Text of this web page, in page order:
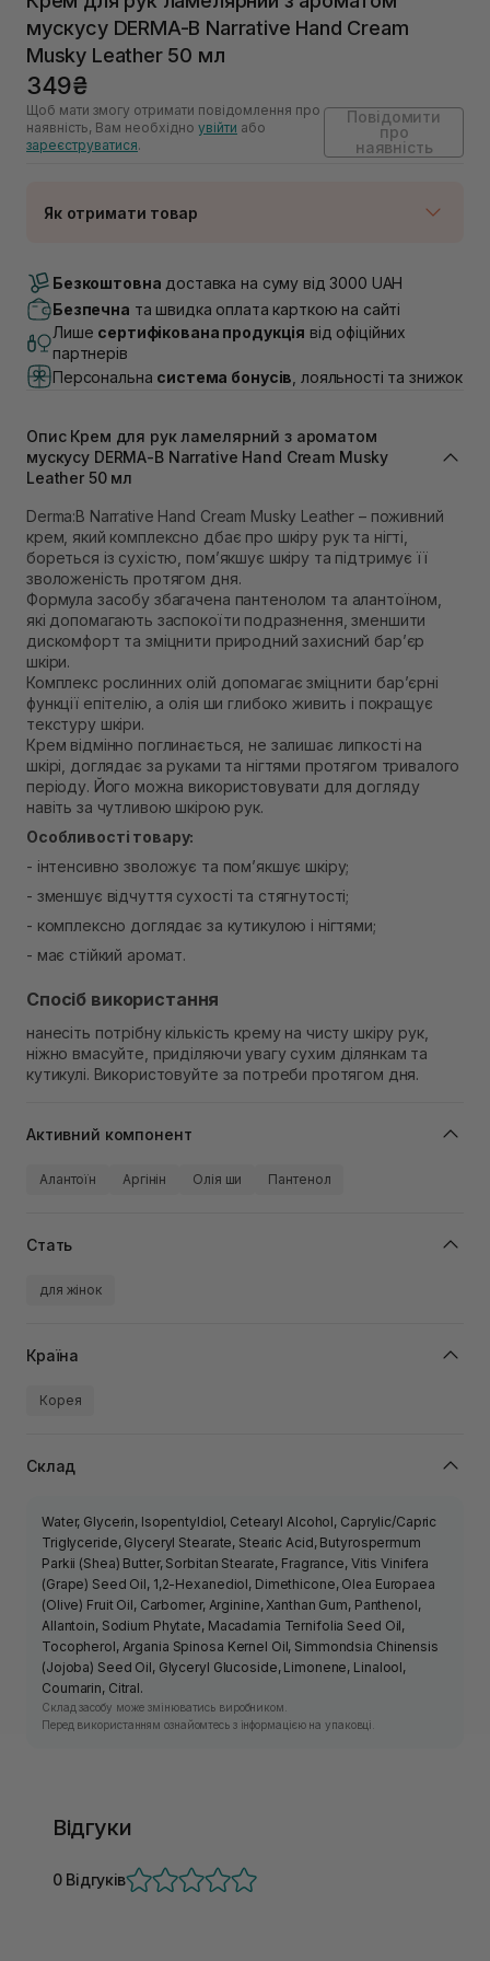
мускусу DERMA-B Narrative Hand Cream
Musky Leather 50 мл
349₴
Щоб мати змогу отримати повідомлення про
наявність, Вам необхідно увійти або
зареєструватися.
Повідомити
про
наявність
Як отримати товар
Немає в наявності!
Немає в наявності!
Самовивіз м. Львів, вул. Академіка Підстригача, 1В
(Duck’s Lake)
Немає в наявності!
Самовивіз м. Львів, вул. Степана Бандери 45
Немає в наявності!
Немає в наявності!
Самовивіз м. Рівне, вул. Кулика і Гудачека 23 (ТЦ
Екватор)
Немає в наявності!
Безкоштовна доставка на суму від 3000 UAH
Безпечна та швидка оплата карткою на сайті
Лише сертифікована продукція від офіційних
партнерів
Персональна система бонусів , лояльності та знижок
Опис Крем для рук ламелярний з ароматом
мускусу DERMA-B Narrative Hand Cream Musky
Leather 50 мл
Derma:B Narrative Hand Cream Musky Leather – поживний
крем, який комплексно дбає про шкіру рук та нігті,
бореться із сухістю, пом’якшує шкіру та підтримує її
зволоженість протягом дня.
Формула засобу збагачена пантенолом та алантоїном,
які допомагають заспокоїти подразнення, зменшити
дискомфорт та зміцнити природний захисний бар’єр
шкіри.
Комплекс рослинних олій допомагає зміцнити бар’єрні
функції епітелію, а олія ши глибоко живить і покращує
текстуру шкіри.
Крем відмінно поглинається, не залишає липкості на
шкірі, доглядає за руками та нігтями протягом тривалого
періоду. Його можна використовувати для догляду
навіть за чутливою шкірою рук.
Особливості товару:
- інтенсивно зволожує та пом’якшує шкіру;
- зменшує відчуття сухості та стягнутості;
- комплексно доглядає за кутикулою і нігтями;
- має стійкий аромат.
Спосіб використання
нанесіть потрібну кількість крему на чисту шкіру рук,
ніжно вмасуйте, приділяючи увагу сухим ділянкам та
кутикулі. Використовуйте за потреби протягом дня.
Активний компонент
Алантоїн Аргінін Олія ши Пантенол
Стать
для жінок
Країна
Корея
Склад
Water, Glycerin, Isopentyldiol, Cetearyl Alcohol, Caprylic/Capric
Triglyceride, Glyceryl Stearate, Stearic Acid, Butyrospermum
Parkii (Shea) Butter, Sorbitan Stearate, Fragrance, Vitis Vinifera
(Grape) Seed Oil, 1,2-Hexanediol, Dimethicone, Olea Europaea
(Olive) Fruit Oil, Carbomer, Arginine, Xanthan Gum, Panthenol,
Allantoin, Sodium Phytate, Macadamia Ternifolia Seed Oil,
Tocopherol, Argania Spinosa Kernel Oil, Simmondsia Chinensis
(Jojoba) Seed Oil, Glyceryl Glucoside, Limonene, Linalool,
Coumarin, Citral.
Склад засобу може змінюватись виробником.
Перед використанням ознайомтесь з інформацією на упаковці.
Відгуки
0 Відгуків